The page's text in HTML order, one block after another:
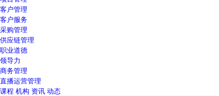
客户管理
客户服务
采购管理
供应链管理
职业道德
领导力
商务管理
直播运营管理
课程 机构 资讯 动态